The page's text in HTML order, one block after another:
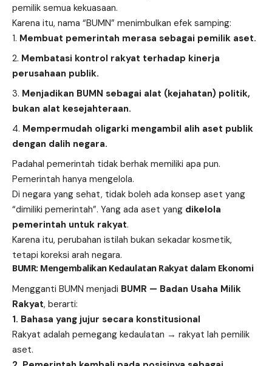
pemilik semua kekuasaan.
Karena itu, nama “BUMN” menimbulkan efek samping:
Membuat pemerintah merasa sebagai pemilik aset.
Membatasi kontrol rakyat terhadap kinerja
perusahaan publik.
Menjadikan BUMN sebagai alat (kejahatan) politik,
bukan alat kesejahteraan.
Mempermudah oligarki mengambil alih aset publik
dengan dalih negara.
Padahal pemerintah tidak berhak memiliki apa pun.
Pemerintah hanya mengelola.
Di negara yang sehat, tidak boleh ada konsep aset yang
“dimiliki pemerintah”. Yang ada aset yang dikelola
pemerintah untuk rakyat.
Karena itu, perubahan istilah bukan sekadar kosmetik,
tetapi koreksi arah negara.
BUMR: Mengembalikan Kedaulatan Rakyat dalam Ekonomi
Mengganti BUMN menjadi BUMR — Badan Usaha Milik
Rakyat, berarti:
1. Bahasa yang jujur secara konstitusional
Rakyat adalah pemegang kedaulatan → rakyat lah pemilik
aset.